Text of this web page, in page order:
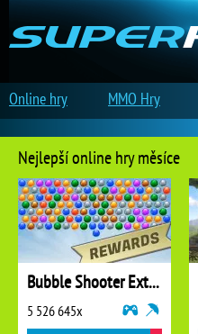
Nejlepší online hry měsíce
Bubble Shooter Extreme
5 526 645x
Online hry MMO Hry